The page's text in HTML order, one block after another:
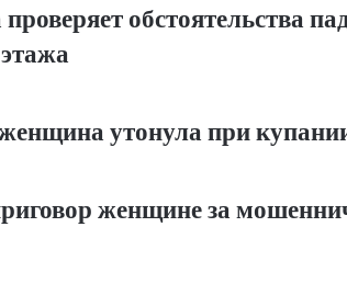
обстоятельства
утонула при
женщине за